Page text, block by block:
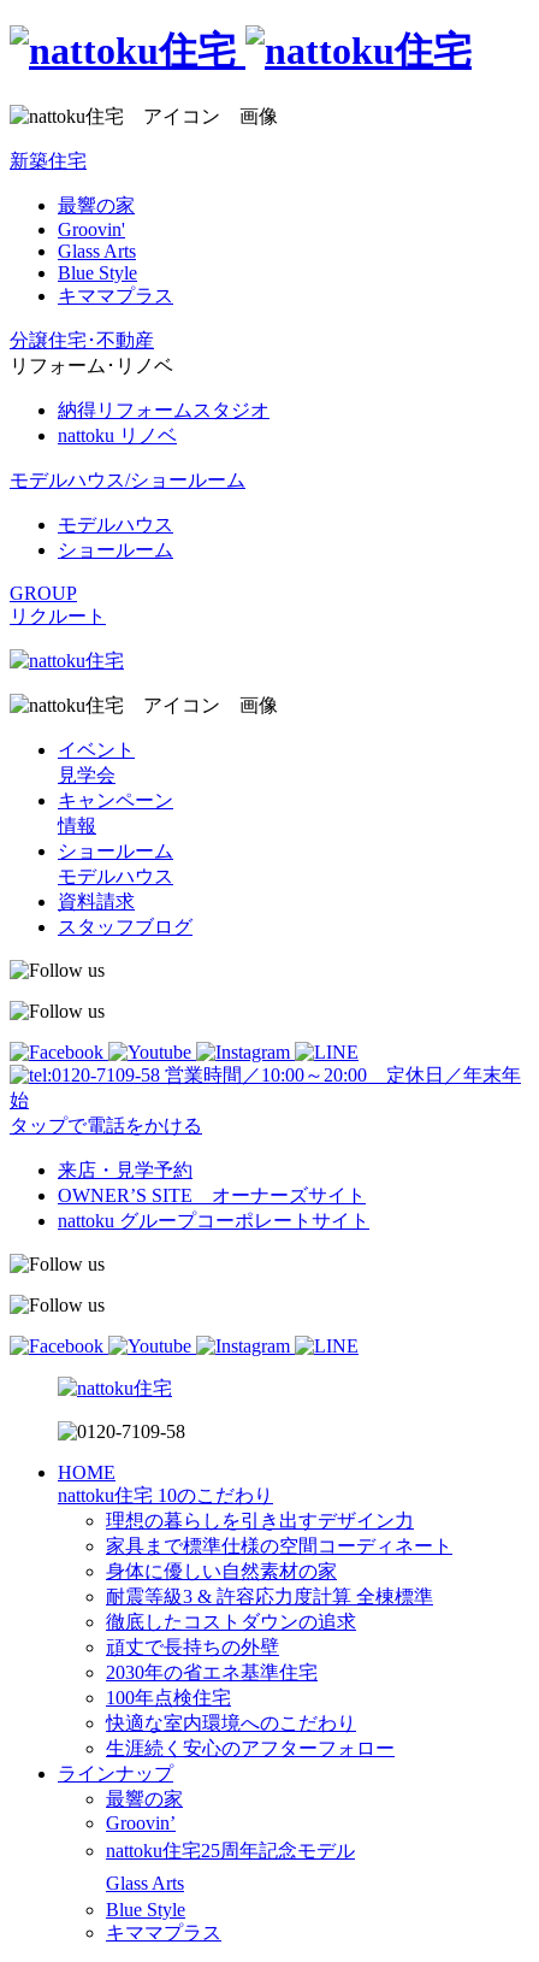
新築住宅
最響の家
Groovin'
Glass Arts
Blue Style
キママプラス
分譲住宅･不動産
リフォーム･リノベ
納得リフォームスタジオ
nattoku リノベ
モデルハウス/ショールーム
モデルハウス
ショールーム
GROUP
リクルート
イベント
見学会
キャンペーン
情報
ショールーム
モデルハウス
資料請求
スタッフブログ
営業時間／10:00～20:00 定休日／年末年
始
タップで電話をかける
来店・見学予約
OWNER’S SITE オーナーズサイト
nattoku グループコーポレートサイト
HOME
nattoku住宅 10のこだわり
理想の暮らしを引き出すデザイン力
家具まで標準仕様の空間コーディネート
身体に優しい自然素材の家
耐震等級3 & 許容応力度計算 全棟標準
徹底したコストダウンの追求
頑丈で長持ちの外壁
2030年の省エネ基準住宅
100年点検住宅
快適な室内環境へのこだわり
生涯続く安心のアフターフォロー
ラインナップ
最響の家
Groovin’
nattoku住宅25周年記念モデル
Glass Arts
Blue Style
キママプラス